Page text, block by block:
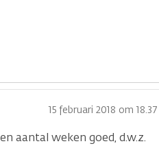
15 februari 2018 om 18.37
aantal weken goed, d.w.z.